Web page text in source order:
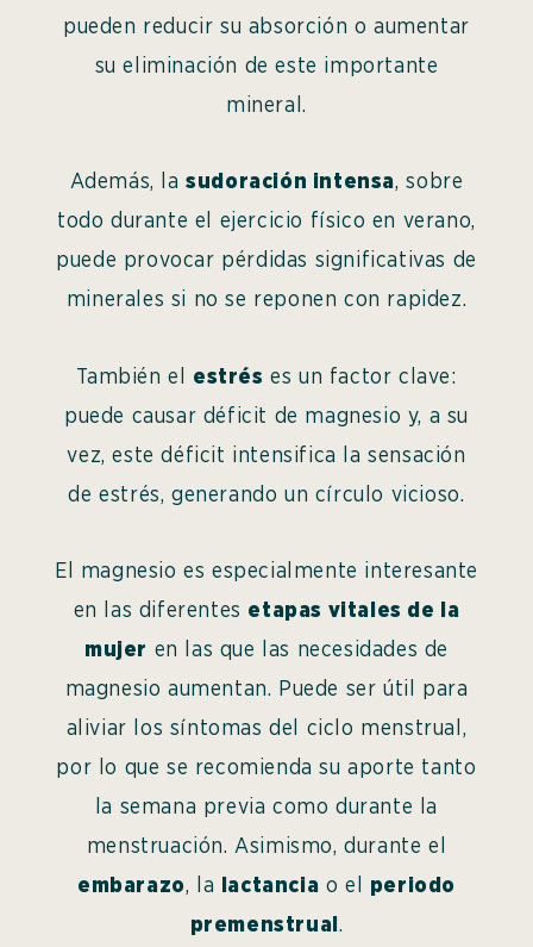
pueden reducir su absorción o aumentar
su eliminación de este importante
mineral.
Además, lasudoración intensa, sobre
todo durante el ejercicio físico en verano,
puede provocar pérdidas significativas de
minerales si no se reponen con rapidez.
También el estrés es un factor clave:
puede causar déficit de magnesio y, a su
vez, este déficit intensifica la sensación
de estrés, generando un círculo vicioso.
El magnesio es especialmente interesante
en las diferentes etapas vitales de la
mujer en las que las necesidades de
magnesio aumentan. Puede ser útil para
aliviar los síntomas del ciclo menstrual,
por lo que se recomienda su aporte tanto
la semana previa como durante la
menstruación. Asimismo, durante el
embarazo, la lactancia o el periodo
premenstrual .